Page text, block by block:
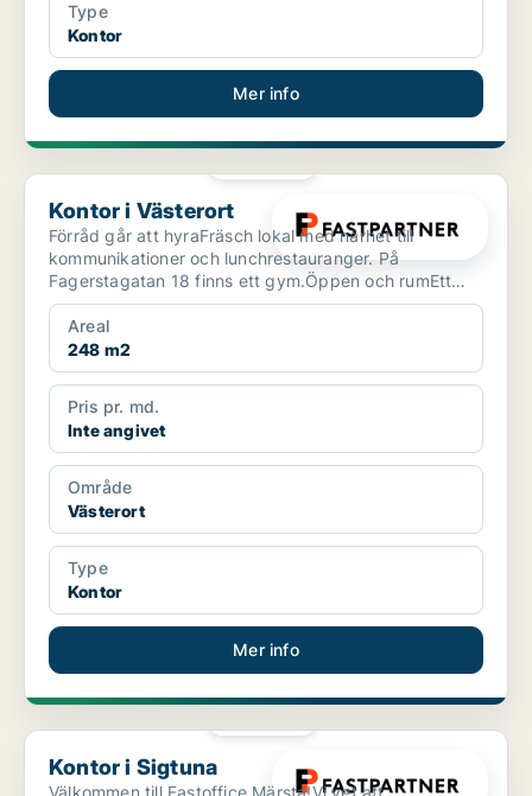
Type
Kontor
Mer info
Kontor i Västerort
Kontor i Västerort
Förråd går att hyraFräsch lokal med närhet till
kommunikationer och lunchrestauranger. På
Fagerstagatan 18 finns ett gym.Öppen och rumEtt
stenkast från Spång...
Areal
248 m2
Pris pr. md.
Inte angivet
Område
Västerort
Type
Kontor
Mer info
Kontor i Sigtuna
Kontor i Sigtuna